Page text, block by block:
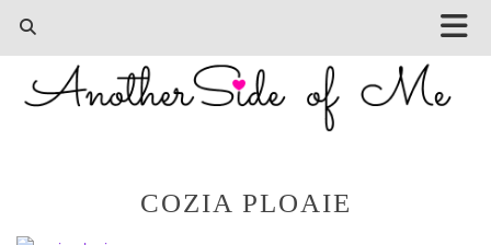
COZIA PLOAIE